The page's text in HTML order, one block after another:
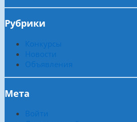
Рубрики
Конкурсы
Новости
Объявления
Мета
Войти